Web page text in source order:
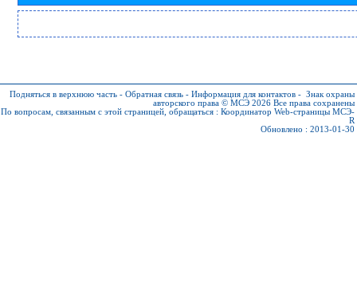
Подняться в верхнюю часть - Обратная связь - Информация для контактов - Знак охраны
авторского права © МСЭ 2026 Все права сохранены
По вопросам, связанным с этой страницей, обращаться : Координатор Web-страницы МСЭ-
R
Обновлено : 2013-01-30